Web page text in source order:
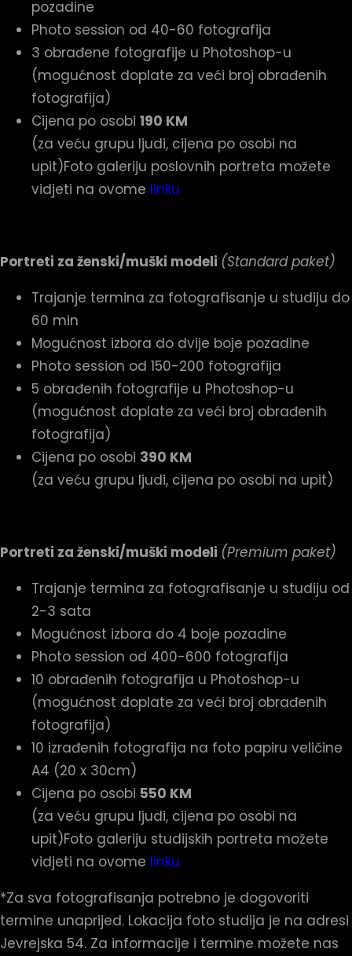
pozadine
Photo session od 40-60 fotografija
3 obrađene fotografije u Photoshop-u
(mogućnost doplate za veći broj obrađenih
fotografija)
Cijena po osobi 190 KM
(za veću grupu ljudi, cijena po osobi na
upit)Foto galeriju poslovnih portreta možete
vidjeti na ovome linku
Portreti za ženski/muški modeli (Standard paket)
Trajanje termina za fotografisanje u studiju do
60 min
Mogućnost izbora do dvije boje pozadine
Photo session od 150-200 fotografija
5 obrađenih fotografije u Photoshop-u
(mogućnost doplate za veći broj obrađenih
fotografija)
Cijena po osobi 390 KM
(za veću grupu ljudi, cijena po osobi na upit)
Portreti za ženski/muški modeli (Premium paket)
Trajanje termina za fotografisanje u studiju od
2-3 sata
Mogućnost izbora do 4 boje pozadine
Photo session od 400-600 fotografija
10 obrađenih fotografija u Photoshop-u
(mogućnost doplate za veći broj obrađenih
fotografija)
10 izrađenih fotografija na foto papiru veličine
A4 (20 x 30cm)
Cijena po osobi 550 KM
(za veću grupu ljudi, cijena po osobi na
upit)Foto galeriju studijskih portreta možete
vidjeti na ovome linku
*Za sva fotografisanja potrebno je dogovoriti
termine unaprijed. Lokacija foto studija je na adresi
Jevrejska 54. Za informacije i termine možete nas